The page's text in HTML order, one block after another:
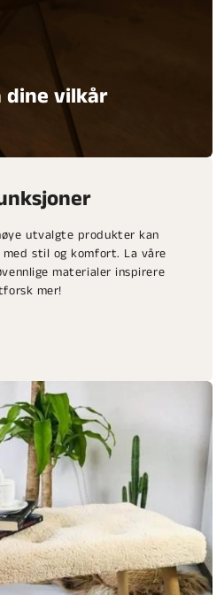
dine vilkår
utvalgte produkter kan
stil og komfort. La våre
materialer inspirere
mer!